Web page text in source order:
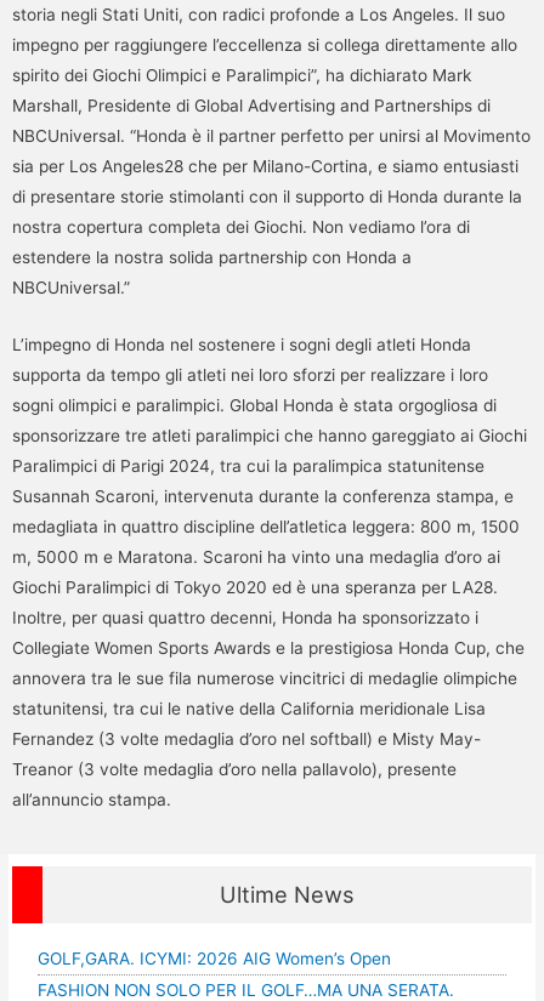
storia negli Stati Uniti, con radici profonde a Los Angeles. Il suo
impegno per raggiungere l’eccellenza si collega direttamente allo
spirito dei Giochi Olimpici e Paralimpici”, ha dichiarato Mark
Marshall, Presidente di Global Advertising and Partnerships di
NBCUniversal. “Honda è il partner perfetto per unirsi al Movimento
sia per Los Angeles28 che per Milano-Cortina, e siamo entusiasti
di presentare storie stimolanti con il supporto di Honda durante la
nostra copertura completa dei Giochi. Non vediamo l’ora di
estendere la nostra solida partnership con Honda a
NBCUniversal.”
L’impegno di Honda nel sostenere i sogni degli atleti Honda
supporta da tempo gli atleti nei loro sforzi per realizzare i loro
sogni olimpici e paralimpici. Global Honda è stata orgogliosa di
sponsorizzare tre atleti paralimpici che hanno gareggiato ai Giochi
Paralimpici di Parigi 2024, tra cui la paralimpica statunitense
Susannah Scaroni, intervenuta durante la conferenza stampa, e
medagliata in quattro discipline dell’atletica leggera: 800 m, 1500
m, 5000 m e Maratona. Scaroni ha vinto una medaglia d’oro ai
Giochi Paralimpici di Tokyo 2020 ed è una speranza per LA28.
Inoltre, per quasi quattro decenni, Honda ha sponsorizzato i
Collegiate Women Sports Awards e la prestigiosa Honda Cup, che
annovera tra le sue fila numerose vincitrici di medaglie olimpiche
statunitensi, tra cui le native della California meridionale Lisa
Fernandez (3 volte medaglia d’oro nel softball) e Misty May-
Treanor (3 volte medaglia d’oro nella pallavolo), presente
all’annuncio stampa.
Ultime News
GOLF,GARA. ICYMI: 2026 AIG Women’s Open
FASHION NON SOLO PER IL GOLF…MA UNA SERATA.